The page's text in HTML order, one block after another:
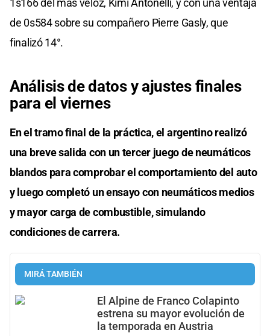
1s166 del más veloz, Kimi Antonelli, y con una ventaja
de 0s584 sobre su compañero Pierre Gasly, que
finalizó 14°.
Análisis de datos y ajustes finales
para el viernes
En el tramo final de la práctica, el argentino realizó
una breve salida con un tercer juego de neumáticos
blandos para comprobar el comportamiento del auto
y luego completó un ensayo con neumáticos medios
y mayor carga de combustible, simulando
condiciones de carrera.
MIRÁ TAMBIÉN
El Alpine de Franco Colapinto
estrena su mayor evolución de
la temporada en Austria